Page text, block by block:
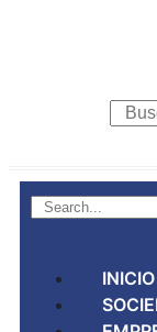
INICIO